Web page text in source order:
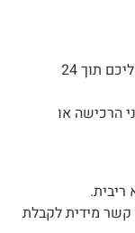
ניתן להזמין משלוח + תלייה מקצועית עד אליכם תוך 24
הרכישה או
קשר מידית לקבלת